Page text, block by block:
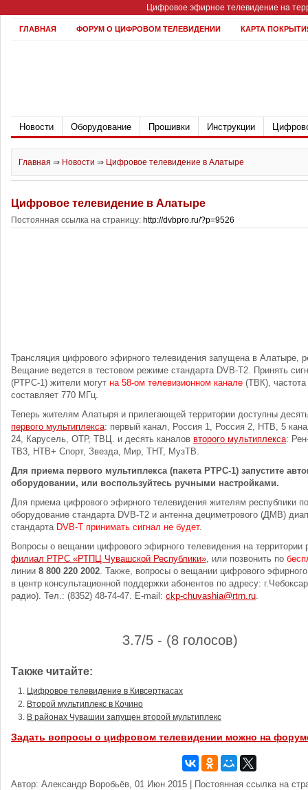
Цифровое эфирное телевидение на
ГЛАВНАЯ ФОРУМ О ЦИФРОВОМ ТЕЛЕВИДЕНИИ КАРТА
Новости Оборудование Прошивки Инструкции
Главная ⇒ Новости ⇒ Цифровое телевидение в Алатыре
Цифровое телевидение в Алатыре
Постоянная ссылка на страницу: http://dvbpro.ru/?p=9526
Трансляция цифрового эфирного телевидения запущена в Алатыре,
Вещание ведется в тестовом режиме стандарта DVB-T2. Принять
(РТРС-1) жители могут на 58-ом телевизионном канале (ТВК),
составляет 770 МГц.
Теперь жителям Алатыря и прилегающей территории доступны
первого мультиплекса: первый канал, Россия 1, Россия 2, НТВ, 5
24, Карусель, ОТР, ТВЦ. и десять каналов второго мультиплекса:
ТВ3, НТВ+ Спорт, Звезда, Мир, ТНТ, МузТВ.
Для приема первого мультиплекса (пакета РТРС-1) запустите
оборудовании, или воспользуйтесь ручными настройками.
Для приема цифрового эфирного телевидения жителям республики
оборудование стандарта DVB-T2 и антенна дециметрового (ДМВ)
стандарта DVB-T принимать сигнал не будет.
Вопросы о вещании цифрового эфирного телевидения на
филиал РТРС «РТПЦ Чувашской Республики», или позвонить по
линии 8 800 220 2002. Также, вопросы о вещании цифрового
в центр консультационной поддержки абонентов по адресу:
радио). Тел.: (8352) 48-74-47. E-mail: ckp-chuvashia@rtrn.ru.
3.7/5 - (8 голосов)
Также читайте:
Цифровое телевидение в Кивсерткасах
Второй мультиплекс в Кочино
В районах Чувашии запущен второй мультиплекс
Задать вопросы о цифровом телевидении можно на
Автор: Александр Воробьёв, 01 Июн 2015 | Постоянная ссылка на